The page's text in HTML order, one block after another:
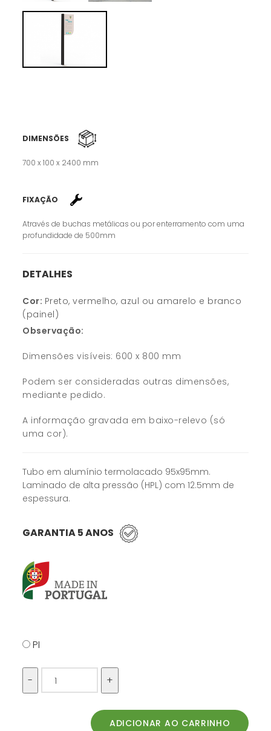
DIMENSÕES
700 x 100 x 2400 mm
FIXAÇÃO
Através de buchas metálicas ou por enterramento com uma
profundidade de 500mm
DETALHES
Cor: Preto, vermelho, azul ou amarelo e branco
(painel)
Observação:
Dimensões visíveis: 600 x 800 mm
Podem ser consideradas outras dimensões,
mediante pedido.
A informação gravada em baixo-relevo (só
uma cor).
Tubo em alumínio termolacado 95x95mm.
Laminado de alta pressão (HPL) com 12.5mm de
espessura.
GARANTIA 5 ANOS
PI